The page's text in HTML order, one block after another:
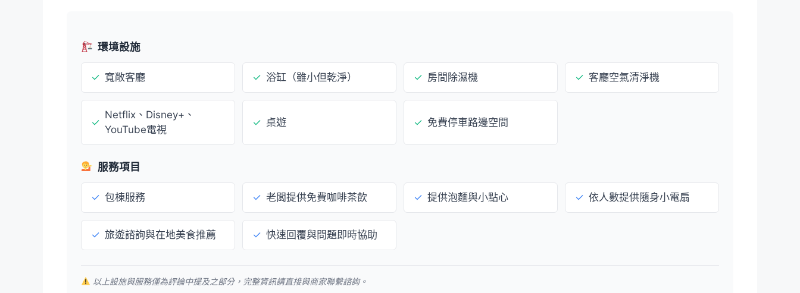
環境設施
✓ 寬敞客廳 ✓ 浴缸（雖小但乾淨） ✓ 房間除濕機 ✓ 客廳空氣清淨機
✓
Netflix、Disney+、
YouTube電視
✓ 桌遊 ✓ 免費停車路邊空間
服務項目
✓ 包棟服務 ✓ 老闆提供免費咖啡茶飲 ✓ 提供泡麵與小點心 ✓ 依人數提供隨身小電扇
✓ 旅遊諮詢與在地美食推薦 ✓ 快速回覆與問題即時協助
以上設施與服務僅為評論中提及之部分，完整資訊請直接與商家聯繫諮詢。